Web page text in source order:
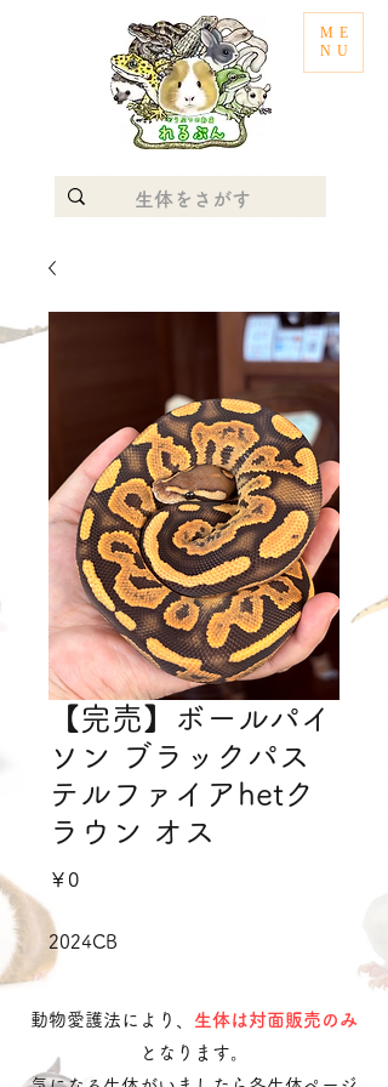
ME
NU
【完売】ボールパイ
ソン ブラックパス
テルファイアhetク
ラウン オス
￥0価
2024CB
動物愛護法により、 生体は対面販売のみ
となります。